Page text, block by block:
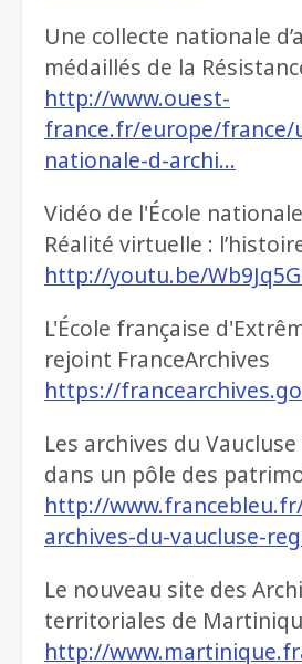
Une collecte nationale
médaillés de la
http://www.ouest-
france.fr/europe/france/
nationale-d-archi…
Vidéo de l'École
Réalité virtuelle :
http://youtu.be/
L'École française
rejoint FranceArchives
https://
Les archives du
dans un pôle des
http://
archives-du-vaucluse-
Le nouveau site des
territoriales de
http://